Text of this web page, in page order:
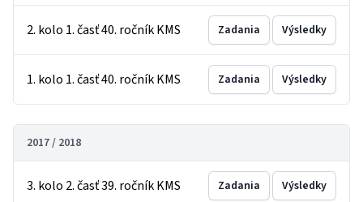
2. kolo 1. časť 40. ročník KMS Zadania Výsledky
1. kolo 1. časť 40. ročník KMS Zadania Výsledky
2017 / 2018
3. kolo 2. časť 39. ročník KMS Zadania Výsledky